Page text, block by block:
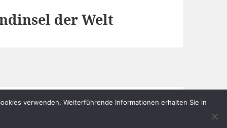
der Welt
verwenden. Weiterführende Informationen erhalten Sie in